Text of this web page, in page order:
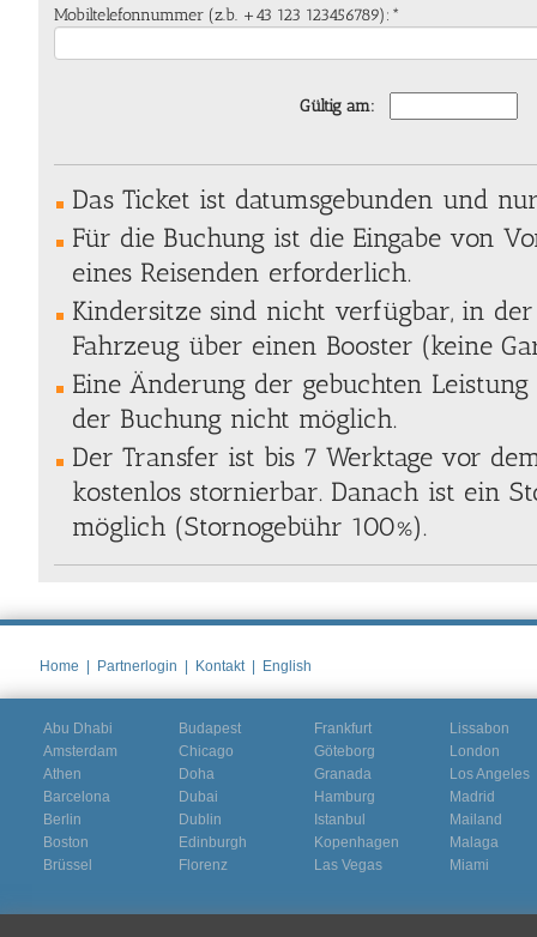
Mobiltelefonnummer (z.b. +43 123 123456789):*
Gültig am:
Das Ticket ist datumsgebunden und
Für die Buchung ist die Eingabe von
eines Reisenden erforderlich.
Kindersitze sind nicht verfügbar, in
Fahrzeug über einen Booster (keine
Eine Änderung der gebuchten
der Buchung nicht möglich.
Der Transfer ist bis 7 Werktage vor
kostenlos stornierbar. Danach ist ein
möglich (Stornogebühr 100%).
Home | Partnerlogin | Kontakt | English
Abu Dhabi
Amsterdam
Athen
Barcelona
Berlin
Boston
Brüssel
Budapest
Chicago
Doha
Dubai
Dublin
Edinburgh
Florenz
Frankfurt
Göteborg
Granada
Hamburg
Istanbul
Kopenhagen
Las Vegas
Lissabon
London
Los Angeles
Madrid
Mailand
Malaga
Miami